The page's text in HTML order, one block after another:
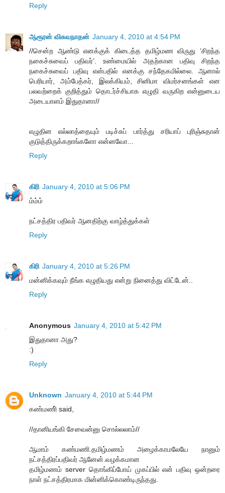
Reply
ஆரூரன் விசுவநாதன் January 4, 2010 at 4:54 PM
//சென்ற ஆண்டு எனக்குக் கிடைத்த தமிழ்மண விருது ‘சிறந்த
நகைச்சுவைப் பதிவர்’. உண்மையில் அதற்கான பதிவு சிறந்த
நகைச்சுவைப் பதிவு என்பதில் எனக்கு சந்தேகமில்லை. ஆனால்
பெரியார், அம்பேத்கர், இலக்கியம், சினிமா விமர்சனங்கள் என
பலவற்றைக் குறித்தும் தொடர்ச்சியாக எழுதி வருகிற என்னுடைய
அடையாளம் இதுதானா//
எழுதின எல்லாத்தையும் படிச்சுப் பார்த்து சரியாப் புரிஞ்சுதான்
குடுத்திருக்கறாங்களோ என்னவோ...
Reply
கிரி January 4, 2010 at 5:06 PM
ம்ம்ம்
நட்சத்திர பதிவர் ஆனதிற்கு வாழ்த்துக்கள்
Reply
கிரி January 4, 2010 at 5:26 PM
மன்னிக்கவும் நீங்க எழுதியது என்று நினைத்து விட்டேன்..
Reply
Anonymous January 4, 2010 at 5:42 PM
இதுதானா அது?
:)
Reply
Unknown January 4, 2010 at 5:44 PM
கண்மணி் said,
//தானியங்கி சேவைன்னு சொல்லலாம்//
ஆமாம் கண்மணி.தமிழ்மணம் அழைக்காமலேயே நானும்
நட்சத்திரப்பதிவர் ஆனேன்.வழக்கமான
தமிழ்மணம் server தொங்கிப்போய் முகப்பில் என் பதிவு ஒன்றரை
நாள் நட்சத்திரமாக மின்னிக்கொண்டிருந்தது.